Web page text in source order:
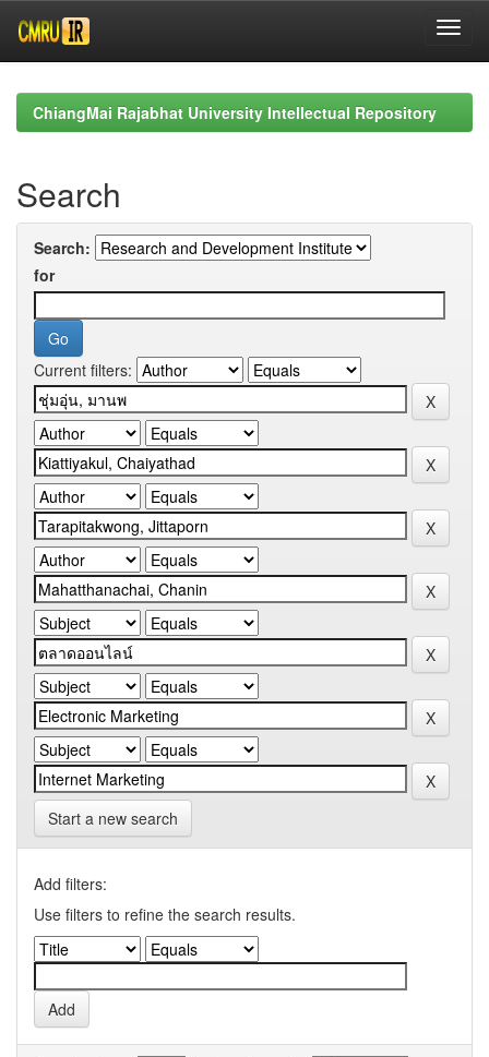
navigationChiangMai Rajabhat University Intellectual Repository
Search
Search:
for
Current filters:
Start a new search
Add filters:
Use filters to refine the search results.